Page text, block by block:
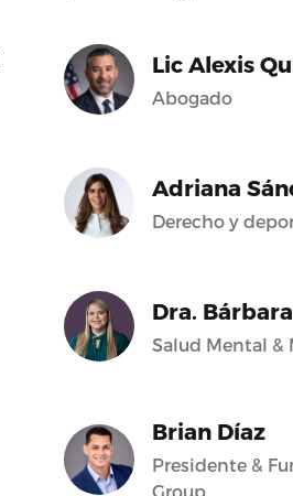
Lic Alexis
Abogado
Adriana
Derecho y
Dra.
Salud Mental &
Brian Díaz
Presidente &
Group